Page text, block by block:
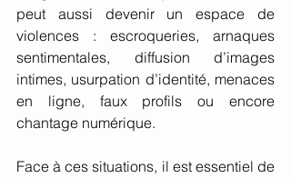
peut aussi devenir un espace de
violences : escroqueries, arnaques
sentimentales, diffusion d’images
intimes, usurpation d’identité, menaces
en ligne, faux profils ou encore
chantage numérique.
Face à ces situations, il est essentiel de